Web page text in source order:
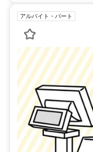
アルバイト・パート